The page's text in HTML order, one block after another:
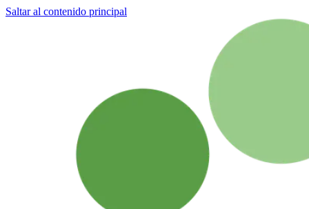
Saltar al contenido principal